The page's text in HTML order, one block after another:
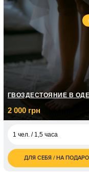
1 чел. /
1 чел. /
ГВОЗДЕСТОЯНИЕ В
2 000 грн
1 чел. / 1,5 часа
ДЛЯ СЕБЯ / НА